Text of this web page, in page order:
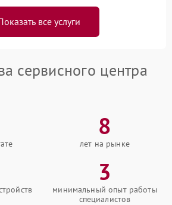
все услуги
сервисного центра
8
лет на рынке
3
минимальный опыт работы
специалистов